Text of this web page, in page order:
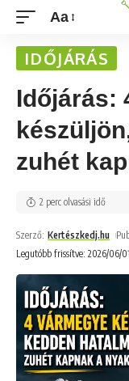
Aa
IDŐJÁRÁS
Időjárás:
zuhét
Legutóbb frissítve: 2026/06/
Szerző: Kertészkedj.hu
2 perc olvasási idő